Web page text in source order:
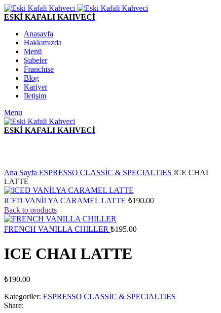
ESKİ KAFALI KAHVECİ
Anasayfa
Hakkımızda
Menü
Şubeler
Franchise
Blog
Kariyer
İletişim
Menu
ESKİ KAFALI KAHVECİ
Ana Sayfa ESPRESSO CLASSİC & SPECIALTIES ICE CHAI
LATTE
ICED VANİLYA CARAMEL LATTE ₺190.00
Back to products
FRENCH VANILLA CHILLER ₺195.00
ICE CHAI LATTE
₺190.00
Kategoriler: ESPRESSO CLASSİC & SPECIALTIES
Share: